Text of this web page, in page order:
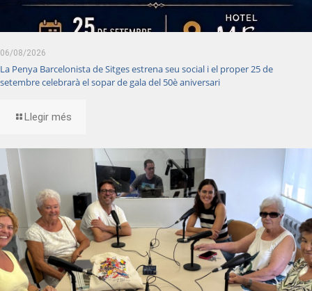
06/08/2026
La Penya Barcelonista de Sitges estrena seu social i el proper 25 de
setembre celebrarà el sopar de gala del 50è aniversari
Llegir més